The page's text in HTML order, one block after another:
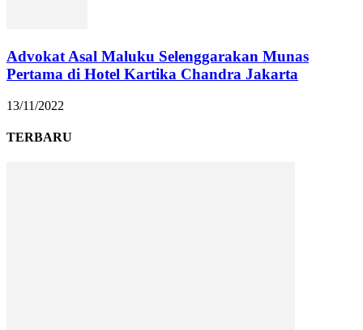
Advokat Asal Maluku Selenggarakan Munas
Pertama di Hotel Kartika Chandra Jakarta
13/11/2022
TERBARU